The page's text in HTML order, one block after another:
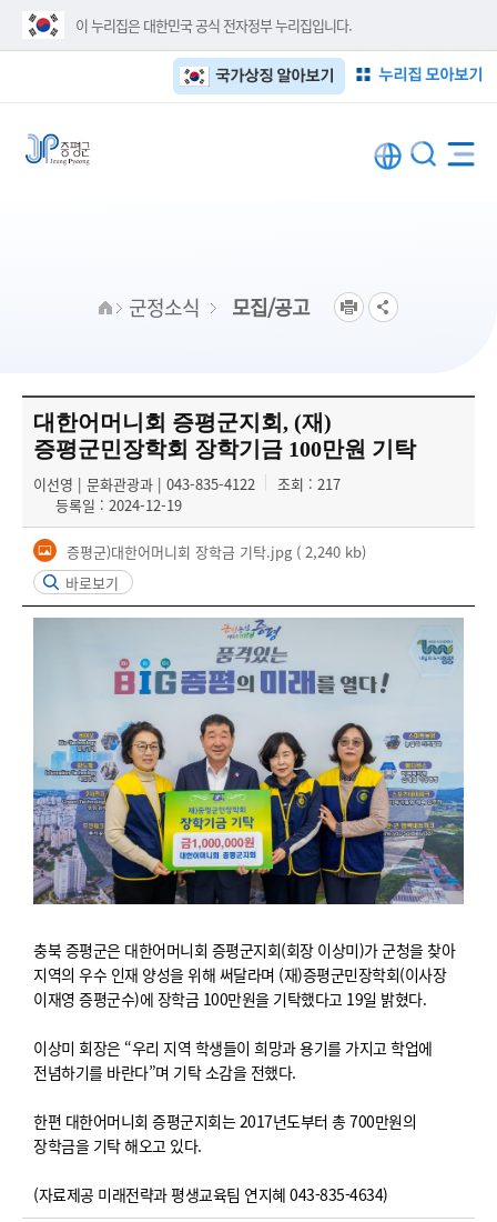
이 누리집은 대한민국 공식 전자정부 누리집입니다.
누리집 모아보기
국가상징 알아보기
군정소식 모집/공고
대한어머니회 증평군지회, (재)
증평군민장학회 장학기금 100만원 기탁
이선영 | 문화관광과 | 043-835-4122
조회 : 217
등록일 : 2024-12-19
증평군)대한어머니회 장학금 기탁.jpg ( 2,240 kb)
바로보기
충북 증평군은 대한어머니회 증평군지회(회장 이상미)가 군청을 찾아
지역의 우수 인재 양성을 위해 써달라며 (재)증평군민장학회(이사장
이재영 증평군수)에 장학금 100만원을 기탁했다고 19일 밝혔다.
이상미 회장은 “우리 지역 학생들이 희망과 용기를 가지고 학업에
전념하기를 바란다”며 기탁 소감을 전했다.
한편 대한어머니회 증평군지회는 2017년도부터 총 700만원의
장학금을 기탁 해오고 있다.
(자료제공 미래전략과 평생교육팀 연지혜 043-835-4634)